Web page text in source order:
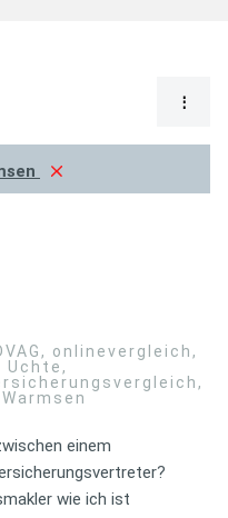
, onlinevergleich,
Uchte,
,
Warmsen
einem
wie ich ist